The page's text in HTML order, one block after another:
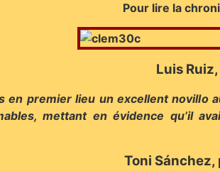
Pour lire la
Luis
en premier lieu un excellent novillo
mettant en évidence qu’il
Toni